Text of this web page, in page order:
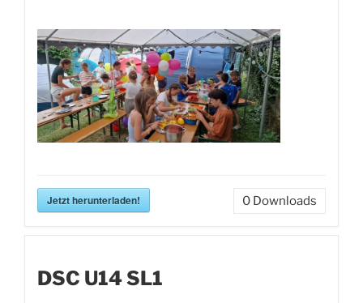
Jetzt herunterladen! 0 Downloads
DSC U14 SL1